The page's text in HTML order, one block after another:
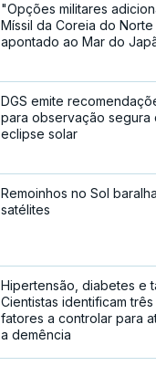
"Opções militares
Míssil da Coreia do Norte
apontado ao Mar do
DGS emite
para observação segura
eclipse solar
Remoinhos no Sol
satélites
Hipertensão, diabetes e
Cientistas identificam três
fatores a controlar para
a demência